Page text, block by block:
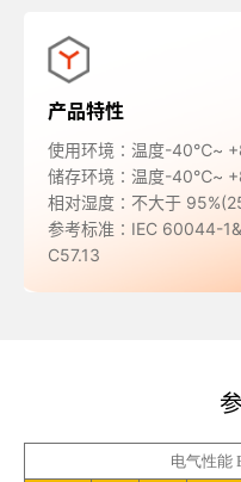
产品特性
使用环境∶温度-40℃~
储存环境∶温度-40℃~
相对湿度∶不大于
参考标准∶IEC 60044-
C57.13
电气性能